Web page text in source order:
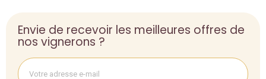
Envie de recevoir les meilleures offres de
nos vignerons ?